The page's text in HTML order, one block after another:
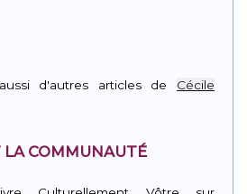
d'autres articles de Cécile
LA COMMUNAUTÉ